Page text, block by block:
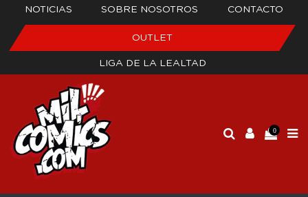
NOTICIAS SOBRE NOSOTROS CONTACTO
OUTLET
LIGA DE LA LEALTAD
0